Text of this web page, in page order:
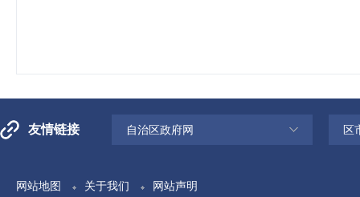
友情链接 自治区政府网 区
网站地图 关于我们 网站声明